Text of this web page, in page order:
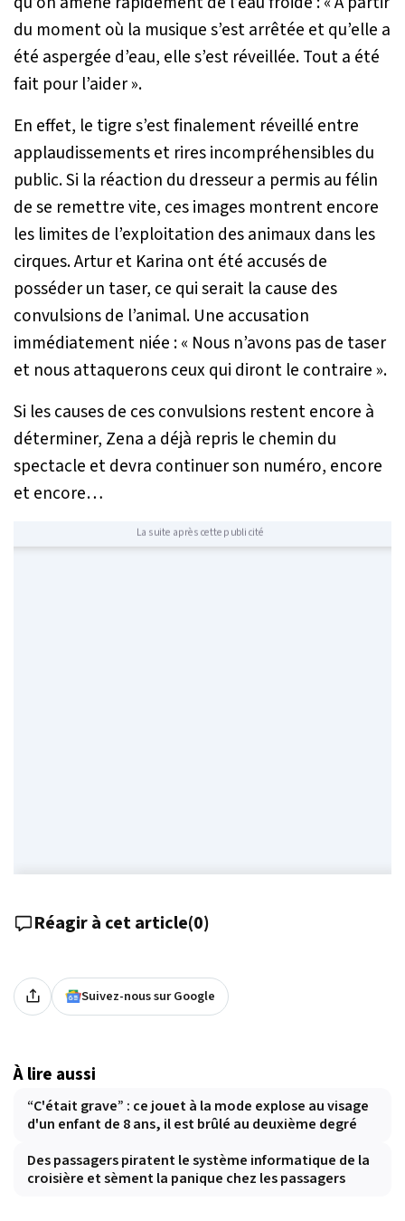
du moment où la musique s’est arrêtée et qu’elle a
été aspergée d’eau, elle s’est réveillée. Tout a été
fait pour l’aider ».
En effet, le tigre s’est finalement réveillé entre
applaudissements et rires incompréhensibles du
public. Si la réaction du dresseur a permis au félin
de se remettre vite, ces images montrent encore
les limites de l’exploitation des animaux dans les
cirques. Artur et Karina ont été accusés de
posséder un taser, ce qui serait la cause des
convulsions de l’animal. Une accusation
immédiatement niée :« Nous n’avons pas de taser
et nous attaquerons ceux qui diront le contraire ».
Si les causes de ces convulsions restent encore à
déterminer, Zena a déjà repris le chemin du
spectacle et devra continuer son numéro, encore
et encore…
La suite après cette publicité
Réagir à cet article(0)
Suivez-nous sur Google
À lire aussi
“C'était grave” : ce jouet à la mode explose au visage
d'un enfant de 8 ans, il est brûlé au deuxième degré
Des passagers piratent le système informatique de la
croisière et sèment la panique chez les passagers